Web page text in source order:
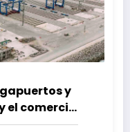
y
el comercio